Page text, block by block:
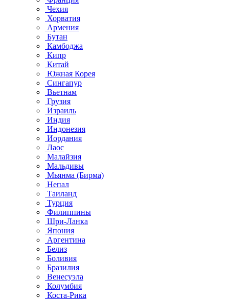
Чехия
Хорватия
Армения
Бутан
Камбоджа
Кипр
Китай
Южная Корея
Сингапур
Вьетнам
Грузия
Израиль
Индия
Индонезия
Иордания
Лаос
Малайзия
Мальдивы
Мьянма (Бирма)
Непал
Таиланд
Турция
Филиппины
Шри-Ланка
Япония
Аргентина
Белиз
Боливия
Бразилия
Венесуэла
Колумбия
Коста-Рика